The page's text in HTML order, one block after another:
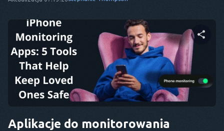
Udostępnij ten artykuł
Twitter Facebook Kopiuj link
Aplikacje do monitorowania